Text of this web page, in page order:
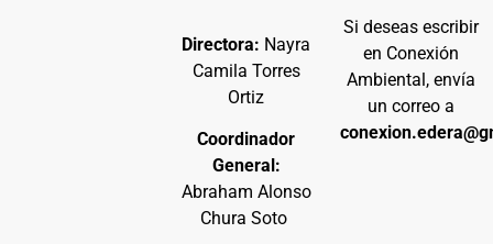
Directora: Nayra
Camila Torres
Ortiz
Coordinador
General:
Abraham Alonso
Chura Soto
Si deseas escribir
en Conexión
Ambiental, envía
un correo a